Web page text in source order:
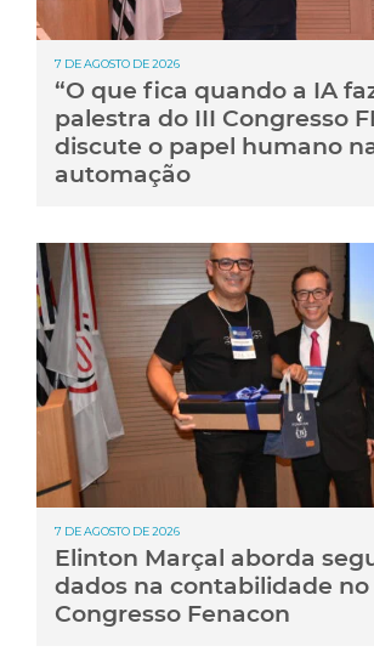
7 DE AGOSTO DE 2026
“O que fica quando a IA
palestra do III Congresso
discute o papel humano
automação
7 DE AGOSTO DE 2026
Elinton Marçal aborda
dados na contabilidade no
Congresso Fenacon